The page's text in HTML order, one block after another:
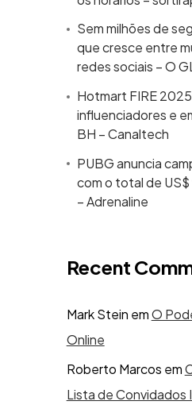
Sem milhões de
que cresce entre
redes sociais – O
Hotmart FIRE
influenciadores e
BH – Canaltech
PUBG anuncia
com o total de
– Adrenaline
Recent
Mark Stein emO
Online
Roberto Marcos em
Lista de Convidados